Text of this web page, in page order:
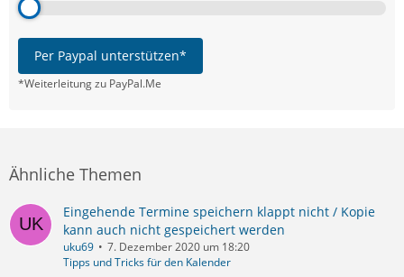
Per Paypal unterstützen*
*Weiterleitung zu PayPal.Me
Ähnliche Themen
Eingehende Termine speichern klappt nicht / Kopie
kann auch nicht gespeichert werden
uku69
7. Dezember 2020 um 18:20
Tipps und Tricks für den Kalender